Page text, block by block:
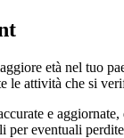
età nel tuo
le attività che si
e
per eventuali